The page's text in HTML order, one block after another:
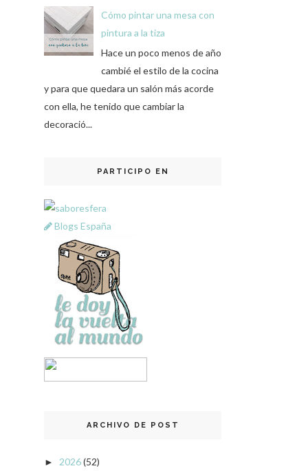
Cómo pintar una mesa con
pintura a la tiza
Hace un poco menos de año
cambié el estilo de la cocina
y para que quedara un salón más acorde
con ella, he tenido que cambiar la
decoració...
PARTICIPO EN
Blogs España
ARCHIVO DE POST
► 2026(52)